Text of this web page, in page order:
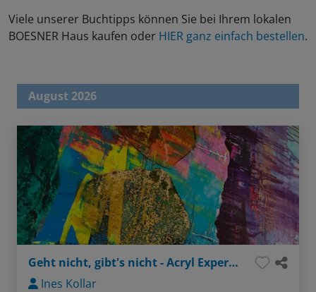
Viele unserer Buchtipps können Sie bei Ihrem lokalen
BOESNER Haus kaufen oder HIER ganz einfach bestellen.
August 2026
Geht nicht, gibt's nicht - Acryl Experimente
Ines Kollar